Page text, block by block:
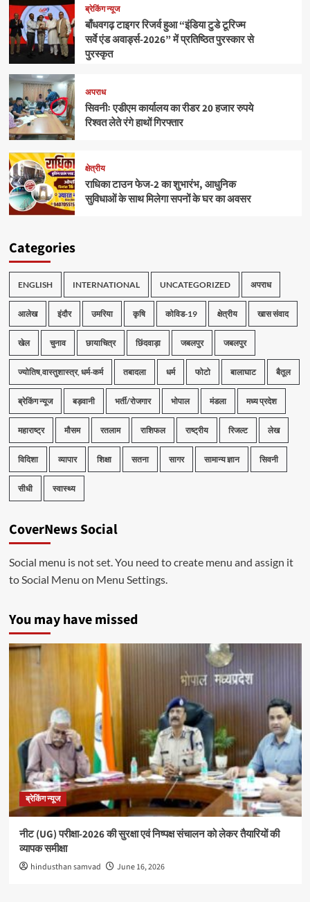
ब्रेकिंग न्यूज
बाँधवगढ़ टाइगर रिजर्व हुआ “इंडिया टुडे टूरिज्म
सर्वे एंड अवार्ड्स-2026” में प्रतिष्ठित पुरस्कार से
पुरस्कृत
अपराध
सिवनीः एडीएम कार्यालय का रीडर 20 हजार रुपये
रिश्वत लेते रंगे हाथों गिरफ्तार
क्षेत्रीय
राधिका टाउन फेज-2 का शुभारंभ, आधुनिक
सुविधाओं के साथ मिलेगा सपनों के घर का अवसर
Categories
ENGLISH INTERNATIONAL UNCATEGORIZED अपराध
आलेख इंदौर उमरिया कृषि कोविड-19 क्षेत्रीय खास संवाद
खेल चुनाव छायाचित्र छिंदवाड़ा जबलपुर जबलपुर
ज्योतिष,वास्तुशास्त्र, धर्म-कर्म तबादला धर्म फोटो बालाघाट बैतूल
ब्रेकिंग न्यूज बड़वानी भर्ती/रोजगार भोपाल मंडला मध्य प्रदेश
महाराष्ट्र मौसम रतलाम राशिफल राष्ट्रीय रिजल्ट लेख
विदिशा व्यापार शिक्षा सतना सागर सामान्य ज्ञान सिवनी
सीधी स्वास्थ्य
CoverNews Social
Social menu is not set. You need to create menu and assign it
to Social Menu on Menu Settings.
You may have missed
ब्रेकिंग न्यूज
नीट (UG) परीक्षा-2026 की सुरक्षा एवं निष्पक्ष संचालन को लेकर तैयारियों की
व्यापक समीक्षा
hindusthan samvad June 16, 2026